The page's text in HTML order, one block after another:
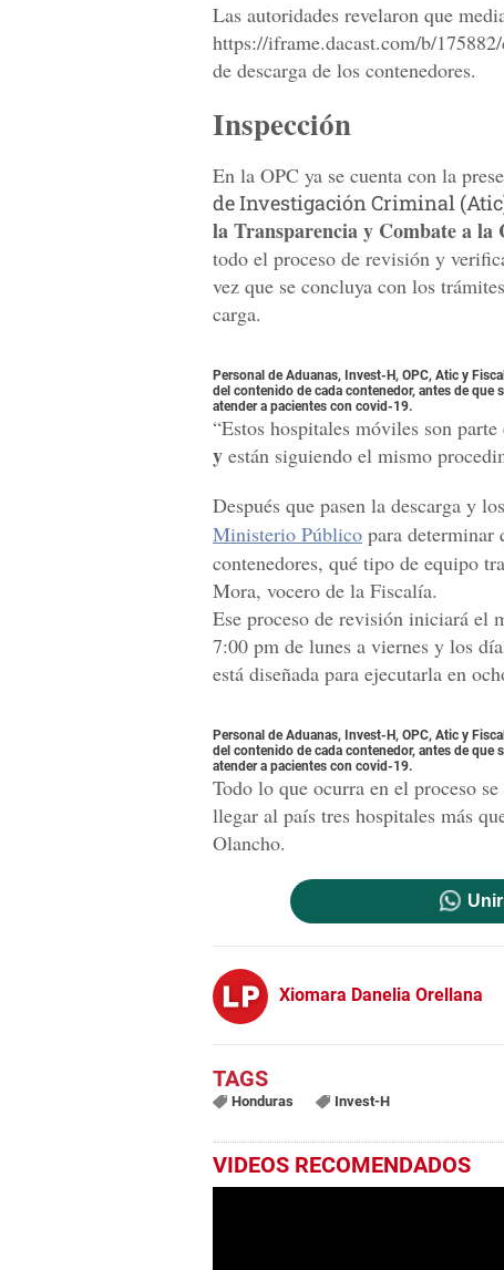
Las autoridades revelaron que
https://iframe.dacast.com/b/
de descarga de los contenedores.
Inspección
En la OPC ya se cuenta con la
de Investigación Criminal
la Transparencia y Combate a
todo el proceso de revisión y
vez que se concluya con los
carga.
Personal de Aduanas, Invest-H, OPC, Atic y
del contenido de cada contenedor, antes de que
atender a pacientes con covid-19.
“Estos hospitales móviles son parte
y están siguiendo el mismo
Después que pasen la descarga y
Ministerio Público para determinar
contenedores, qué tipo de equipo
Mora, vocero de la Fiscalía.
Ese proceso de revisión iniciará el
7:00 pm de lunes a viernes y los
está diseñada para ejecutarla en
Personal de Aduanas, Invest-H, OPC, Atic y
del contenido de cada contenedor, antes de que
atender a pacientes con covid-19.
Todo lo que ocurra en el proceso
llegar al país tres hospitales más
Olancho.
Xiomara Danelia Orellana
Honduras Invest-H
VIDEOS RECOMENDADOS